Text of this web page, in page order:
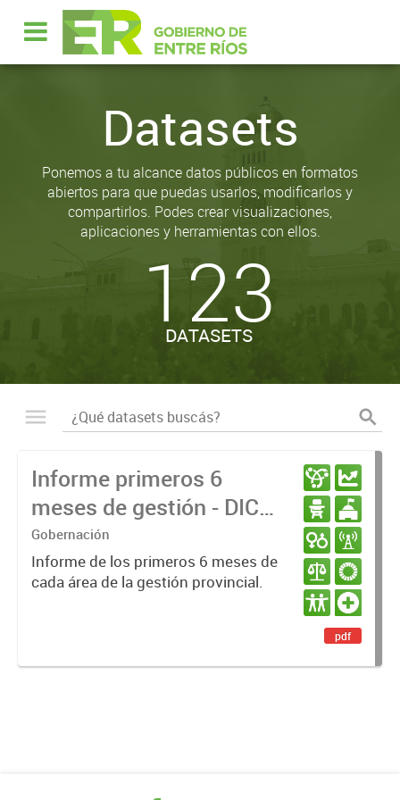
Datasets
Ponemos a tu alcance datos públicos en formatos
abiertos para que puedas usarlos, modificarlos y
compartirlos. Podes crear visualizaciones,
aplicaciones y herramientas con ellos.
123
DATASETS
Informe primeros 6
meses de gestión - DIC
23 / JUN 24
Gobernación
Informe de los primeros 6 meses de
cada área de la gestión provincial.
pdf